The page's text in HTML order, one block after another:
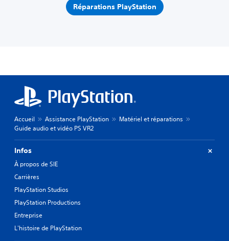
Réparations PlayStation
Accueil Assistance PlayStation
Matériel et réparations
Guide audio et vidéo PS VR2
Infos
À propos de SIE
Carrières
PlayStation Studios
PlayStation Productions
Entreprise
L'histoire de PlayStation